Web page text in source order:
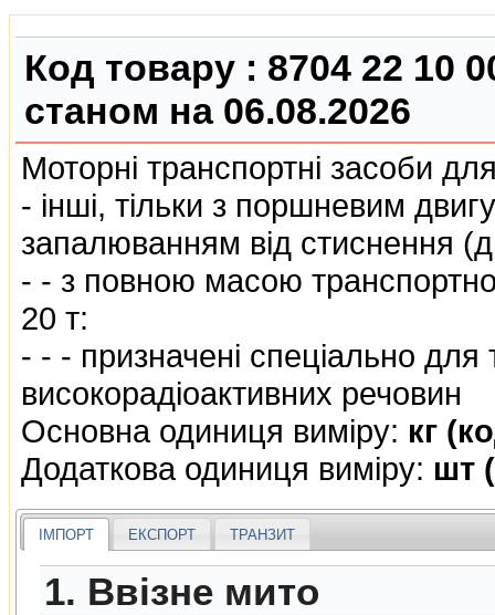
Код товару : 8704 22 10
станом на 06.08.2026
Моторнi транспортнi засоби
- iншi, тiльки з поршневим
запалюванням вiд стиснення
- - з повною масою
20 т:
- - - призначенi спецiально для
високорадiоактивних речовин
Основна одиниця виміру: кг
Додаткова одиниця виміру: шт
ІМПОРТ ЕКСПОРТ ТРАНЗИТ
1. Ввізне мито